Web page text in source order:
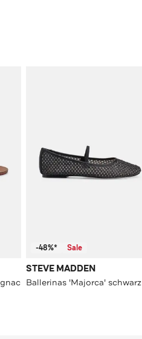
-48%* Sale
STEVE MADDEN
Ballerinas 'Majorca' schwarz